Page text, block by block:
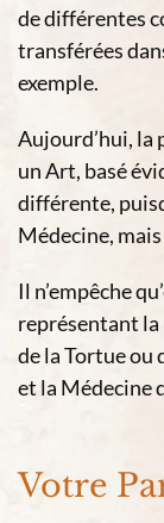
de différentes
transférées
exemple.
Aujourd’hui, la
un Art, basé
différente,
Médecine,
Il n’empêche
représentant la
de la Tortue ou
et la Médecine
Votre